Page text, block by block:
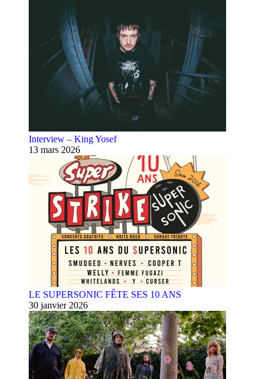
Interview – King Yosef
13 mars 2026
LE SUPERSONIC FÊTE SES 10 ANS
30 janvier 2026